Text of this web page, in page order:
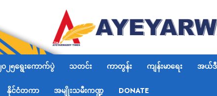
၂၀၂၅ရွေးကောက်ပွဲ သတင်း ကာတွန်း ကျန်းမာရေး အယ်ဒီ
နိုင်ငံတကာ အမျိုးသမီးကဏ္ဍ DONATE